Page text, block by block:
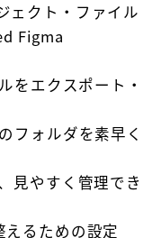
ェクト・ファイル
Figma
をエクスポート・
フォルダを素早く
見やすく管理でき
るための設定